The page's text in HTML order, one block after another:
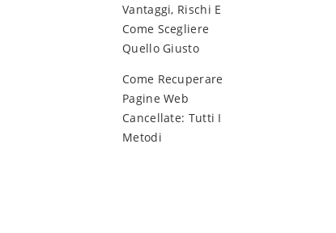
Vantaggi, Rischi E
Come Scegliere
Quello Giusto
Come Recuperare
Pagine Web
Cancellate: Tutti I
Metodi